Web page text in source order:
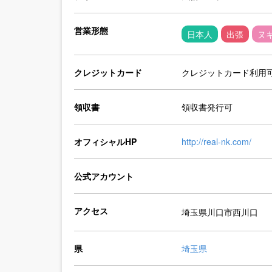
営業形態 日本人 出張 ヌ
クレジットカード クレジットカード利用
領収書 領収書発行可
オフィシャルHP http://real-nk.com/
公式アカウント
アクセス 埼玉県川口市西川口
県 埼玉県